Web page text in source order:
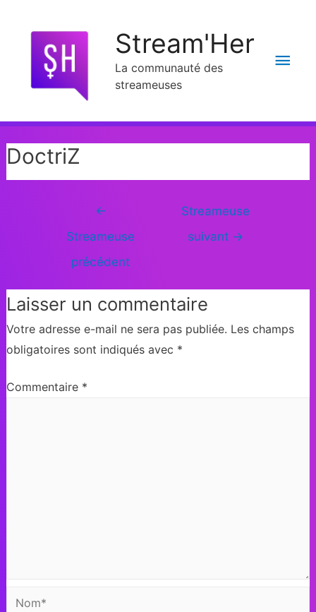
Stream'Her
La communauté des
streameuses
DoctriZ
←
Streameuse
précédent
Streameuse
suivant →
Laisser un commentaire
Votre adresse e-mail ne sera pas publiée. Les champs
obligatoires sont indiqués avec *
Commentaire *